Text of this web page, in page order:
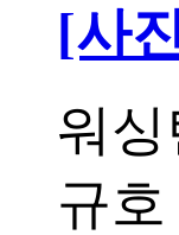
[사
워
규